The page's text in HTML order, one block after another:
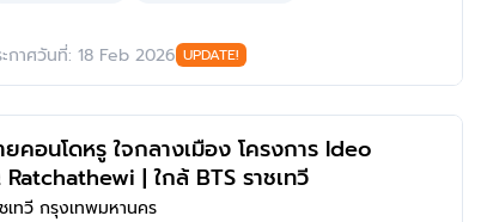
กาศวันที่: 18 Feb 2026 UPDATE!
ยคอนโดหรู ใจกลางเมือง โครงการ Ideo
Ratchathewi | ใกล้ BTS ราชเทวี
เทวี กรุงเทพมหานคร